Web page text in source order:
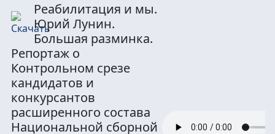
Реабилитация и мы.
Юрий Лунин.
Большая разминка.
Репортаж о
Контрольном срезе
кандидатов и
конкурсантов
расширенного состава
Национальной сборной